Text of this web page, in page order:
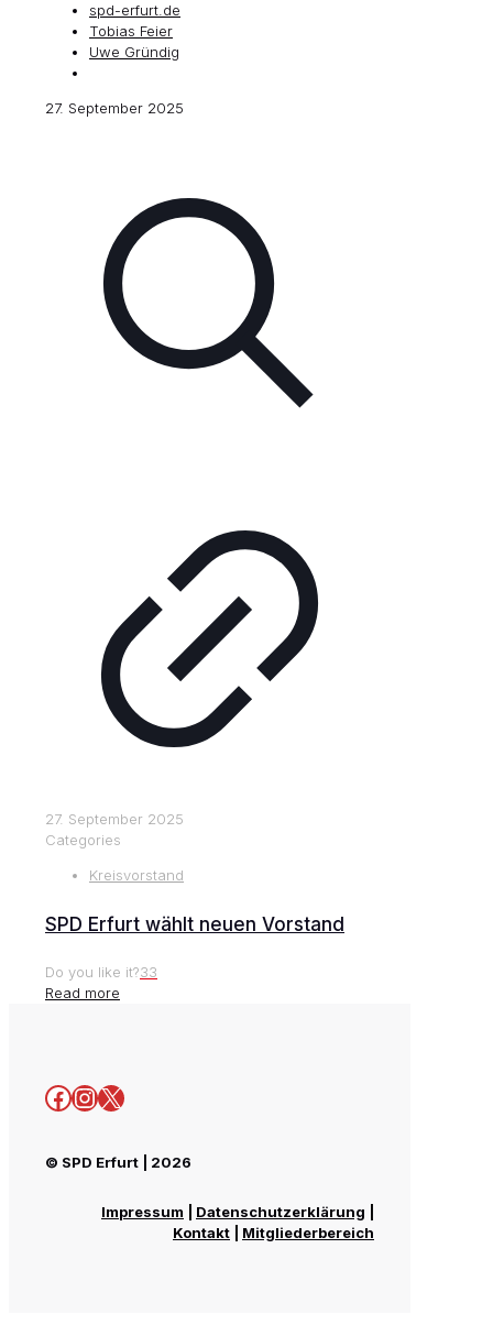
spd-erfurt.de
Tobias Feier
Uwe Gründig
27. September 2025
27. September 2025
Categories
Kreisvorstand
SPD Erfurt wählt neuen Vorstand
Do you like it?33
Read more
Facebook
Instagram
X
© SPD Erfurt | 2026
Impressum Datenschutzerklärung
Kontakt
Mitgliederbereich